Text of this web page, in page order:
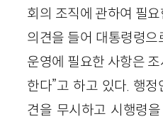
회의 조직에 관하여 필
의견을 들어 대통령령으
운영에 필요한 사항은
한다”고 하고 있다. 행
견을 무시하고 시행령